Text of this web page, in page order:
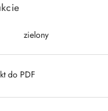
zielony
do PDF